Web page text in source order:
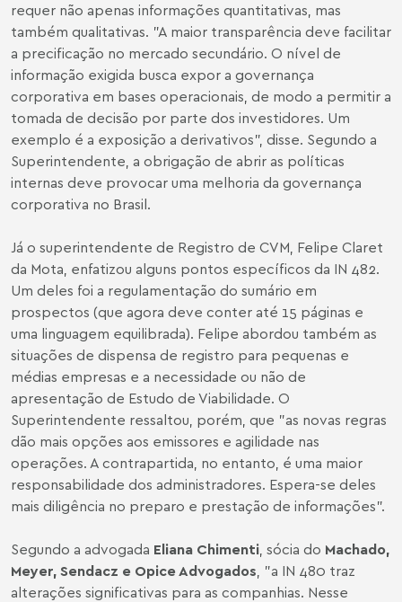
requer não apenas informações quantitativas, mas
também qualitativas. "A maior transparência deve facilitar
a precificação no mercado secundário. O nível de
informação exigida busca expor a governança
corporativa em bases operacionais, de modo a permitir a
tomada de decisão por parte dos investidores. Um
exemplo é a exposição a derivativos", disse. Segundo a
Superintendente, a obrigação de abrir as políticas
internas deve provocar uma melhoria da governança
corporativa no Brasil.
Já o superintendente de Registro de CVM, Felipe Claret
da Mota, enfatizou alguns pontos específicos da IN 482.
Um deles foi a regulamentação do sumário em
prospectos (que agora deve conter até 15 páginas e
uma linguagem equilibrada). Felipe abordou também as
situações de dispensa de registro para pequenas e
médias empresas e a necessidade ou não de
apresentação de Estudo de Viabilidade. O
Superintendente ressaltou, porém, que "as novas regras
dão mais opções aos emissores e agilidade nas
operações. A contrapartida, no entanto, é uma maior
responsabilidade dos administradores. Espera-se deles
mais diligência no preparo e prestação de informações".
Segundo a advogada Eliana Chimenti, sócia do Machado,
Meyer, Sendacz e Opice Advogados, "a IN 480 traz
alterações significativas para as companhias. Nesse